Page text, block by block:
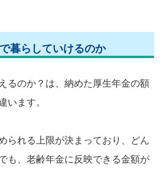
暮らしていけるのか
るのか？は、納めた厚生年金の額
います。
られる上限が決まっており、どん
も、老齢年金に反映できる金額が